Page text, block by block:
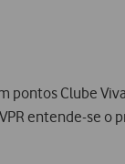
Clube
entende-